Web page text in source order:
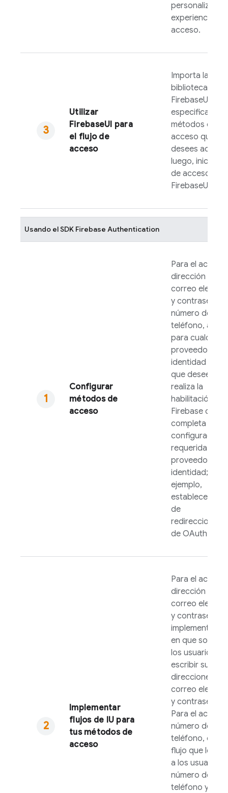
personalizar
experiencia de
acceso.
Utilizar
FirebaseUI para
el flujo de
acceso
Importa la
biblioteca de
FirebaseUI
especifica los
métodos de
acceso que
desees admitir
luego, inicia el
de acceso de
FirebaseUI
Usando el SDK Firebase Authentication
Configurar
métodos de
acceso
Para el
dirección de
correo
y contraseña o
número de
teléfono, así
para cualquier
proveedor de
identidad
que desees
realiza la
habilitación en
Firebase
completa la
configuración
requerida por
proveedor de
identidad; por
ejemplo,
establecer la
de
de OAuth.
Implementar
flujos de IU para
tus métodos de
acceso
Para el
dirección de
correo
y contraseña,
implementa un
en que
los usuarios
escribir sus
direcciones de
correo
y contraseñas.
Para el
número de
teléfono, crea
flujo que les
a los usuarios
número de
teléfono y